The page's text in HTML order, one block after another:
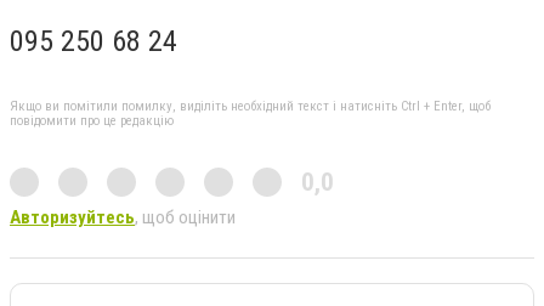
095 250 68 24
Якщо ви помітили помилку, виділіть необхідний текст і натисніть Ctrl + Enter, щоб
повідомити про це редакцію
0,0
Авторизуйтесь, щоб оцінити